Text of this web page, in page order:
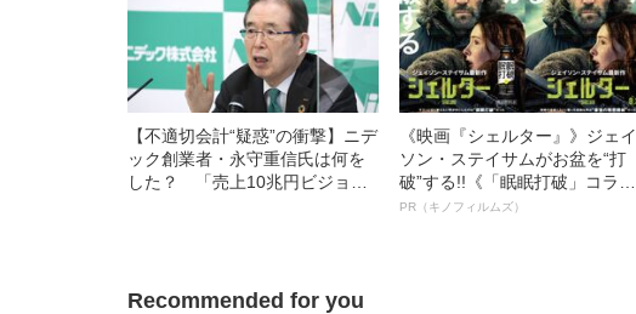
【不適切会計“疑惑”の衝撃】ニデ
ック創業者・永守重信氏は何を
した？ 「売上10兆円ビジョ
《映画『シェルター』》ジェイ
ソン・ステイサムがお盆を“打
破”する!!《「眠眠打破」コラ
ボ》
PR（キノフィルムズ）
Recommended for you